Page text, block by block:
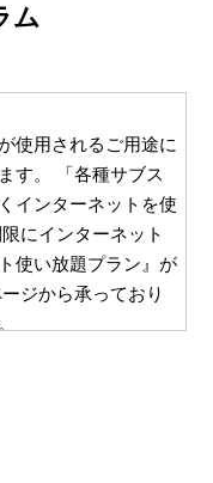
ム
使用されるご用途に
す。 「各種サブス
インターネットを使
にインターネット
使い放題プラン』が
ジから承っており